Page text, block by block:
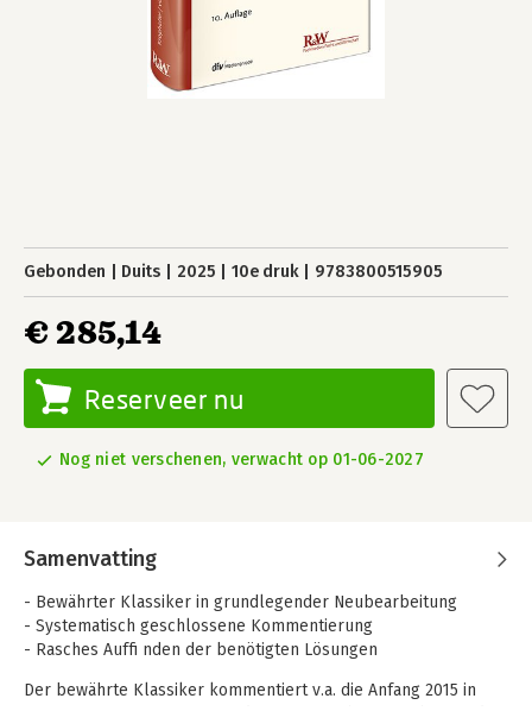
Gebonden Duits 2025 10e druk 9783800515905
€ 285,14
Reserveer nu
Nog niet verschenen, verwacht op 01-06-2027
Samenvatting
- Bewährter Klassiker in grundlegender Neubearbeitung
- Systematisch geschlossene Kommentierung
- Rasches Auffi nden der benötigten Lösungen
Der bewährte Klassiker kommentiert v.a. die Anfang 2015 in